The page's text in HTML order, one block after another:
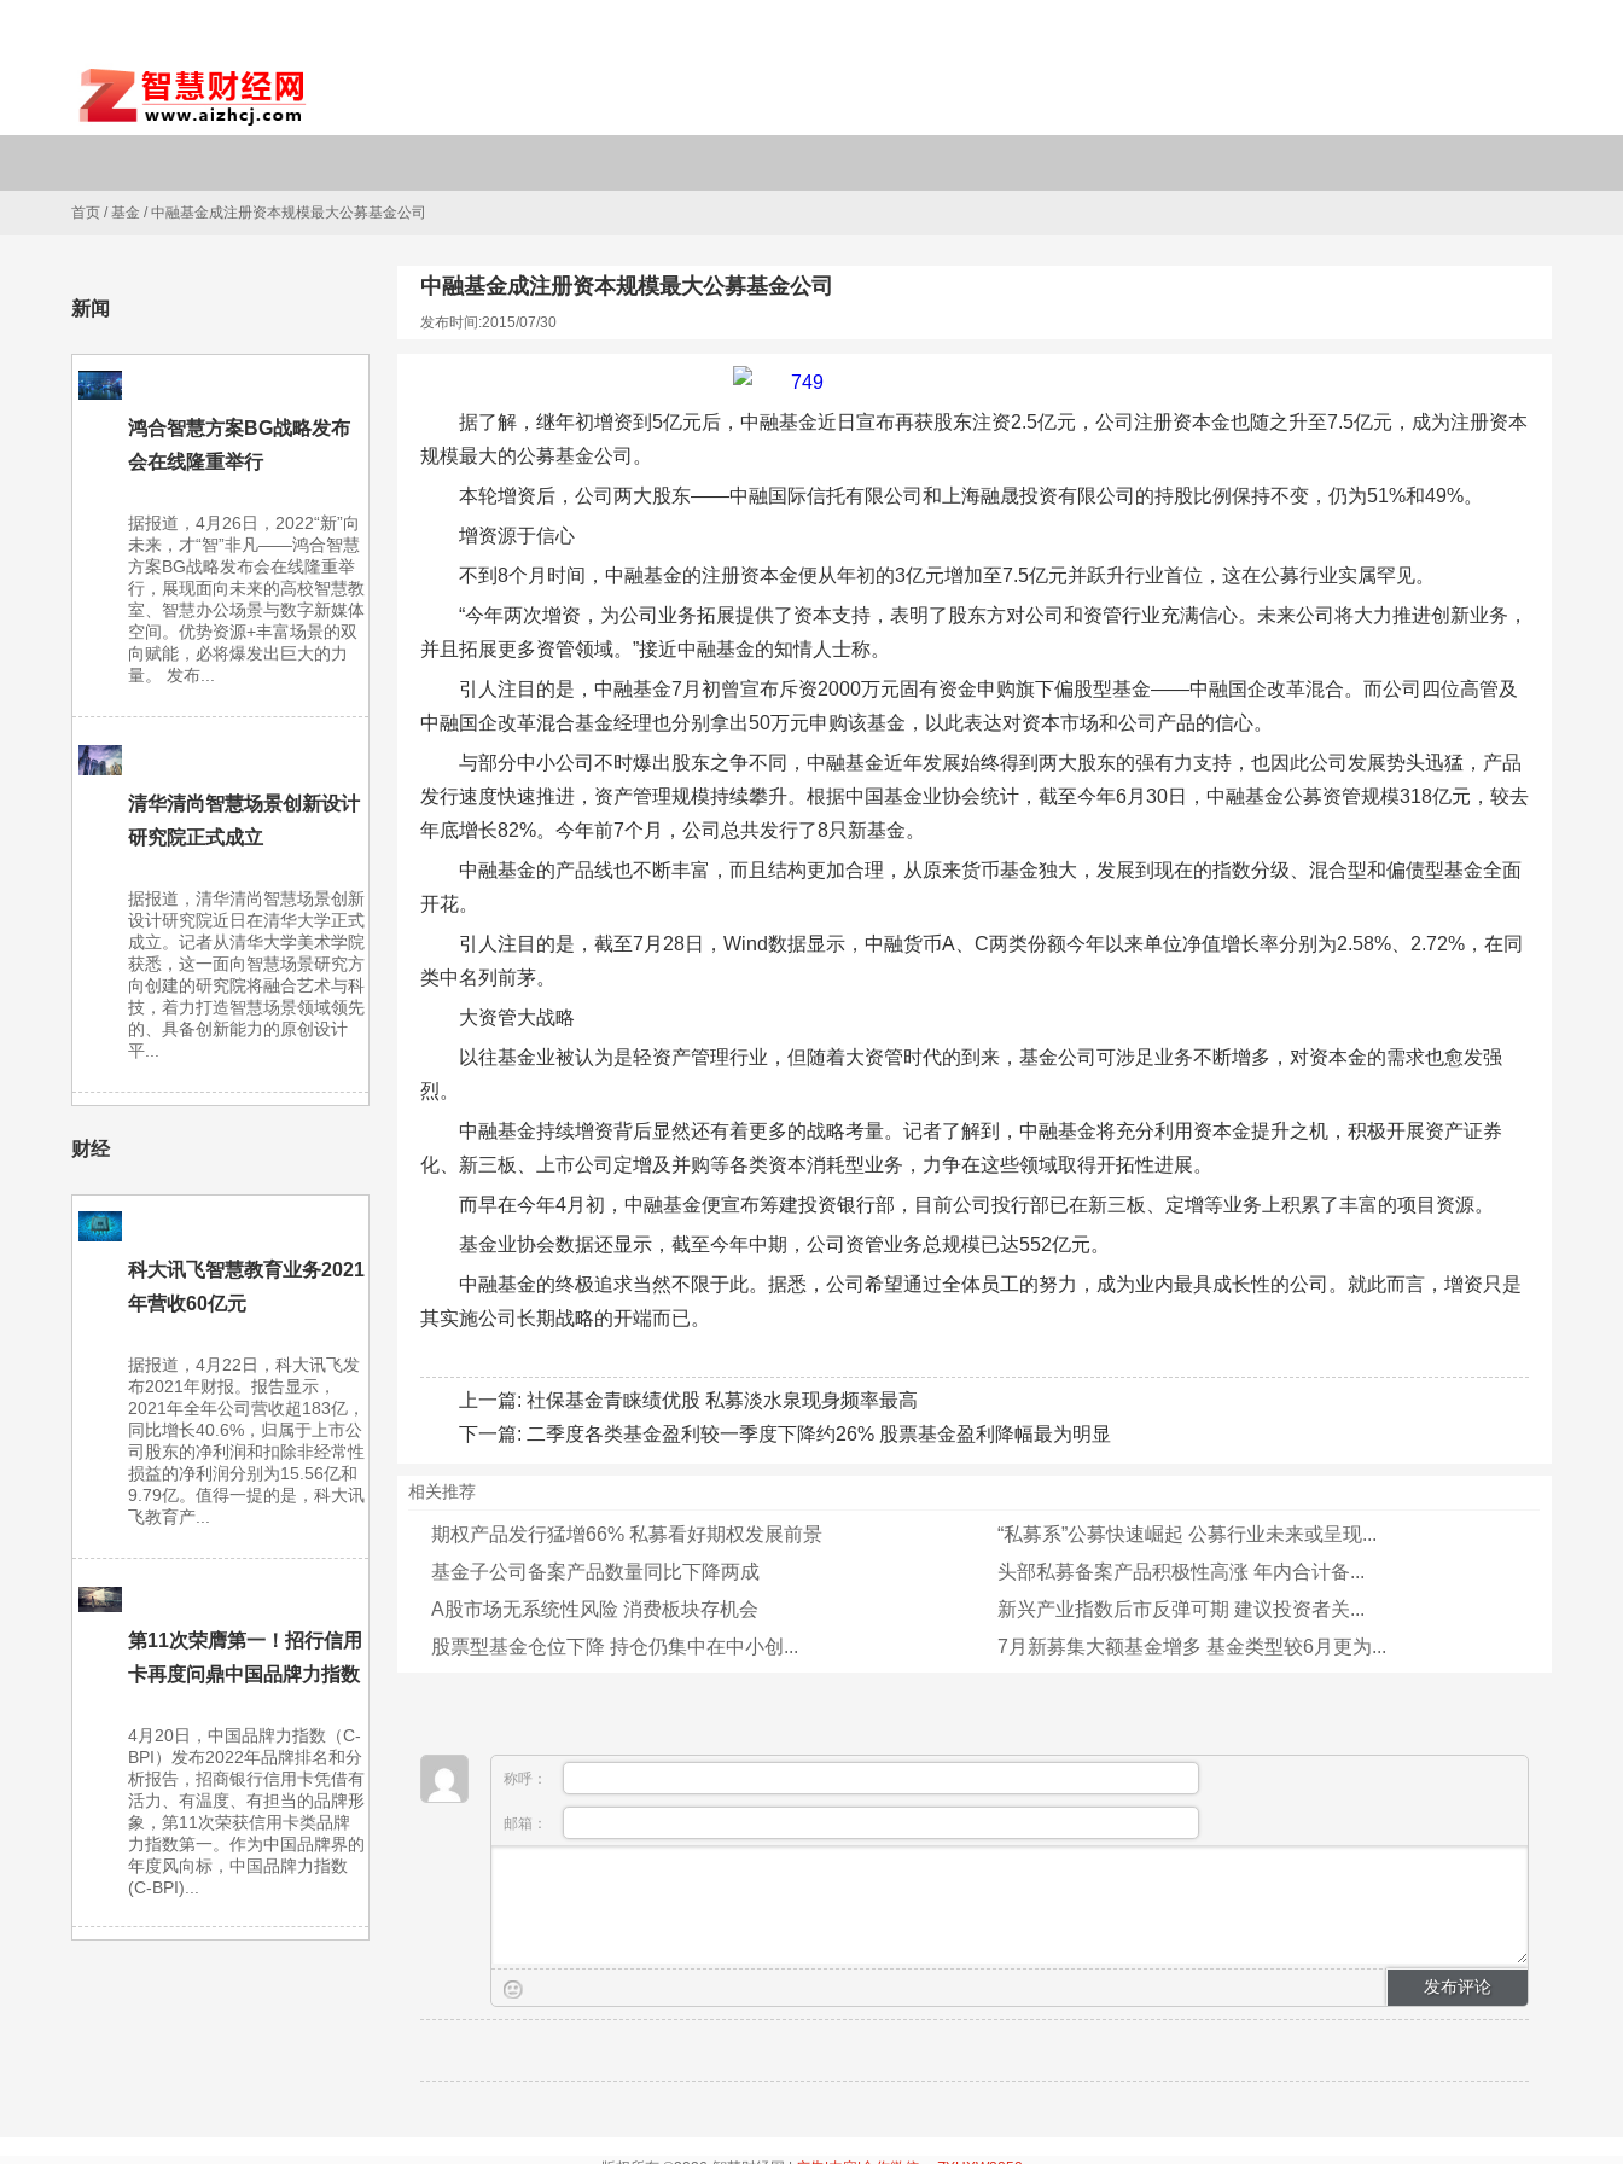
首页 /基金 /中融基金成注册资本规模最大公募基金公司
新闻
鸿合智慧方案BG战略发布
会在线隆重举行
据报道，4月26日，2022“新”向
未来，才“智”非凡——鸿合智慧
方案BG战略发布会在线隆重举
行，展现面向未来的高校智慧教
室、智慧办公场景与数字新媒体
空间。优势资源+丰富场景的双
向赋能，必将爆发出巨大的力
量。 发布...
清华清尚智慧场景创新设计
研究院正式成立
据报道，清华清尚智慧场景创新
设计研究院近日在清华大学正式
成立。记者从清华大学美术学院
获悉，这一面向智慧场景研究方
向创建的研究院将融合艺术与科
技，着力打造智慧场景领域领先
的、具备创新能力的原创设计
平...
财经
科大讯飞智慧教育业务2021
年营收60亿元
据报道，4月22日，科大讯飞发
布2021年财报。报告显示，
2021年全年公司营收超183亿，
同比增长40.6%，归属于上市公
司股东的净利润和扣除非经常性
损益的净利润分别为15.56亿和
9.79亿。值得一提的是，科大讯
飞教育产...
第11次荣膺第一！招行信用
卡再度问鼎中国品牌力指数
4月20日，中国品牌力指数（C-
BPI）发布2022年品牌排名和分
析报告，招商银行信用卡凭借有
活力、有温度、有担当的品牌形
象，第11次荣获信用卡类品牌
力指数第一。作为中国品牌界的
年度风向标，中国品牌力指数
(C-BPI)...
中融基金成注册资本规模最大公募基金公司
发布时间:2015/07/30
据了解，继年初增资到5亿元后，中融基金近日宣布再获股东注资2.5亿元，公司注册资本金也随之升至7.5亿元，成为注册资本
规模最大的公募基金公司。
本轮增资后，公司两大股东——中融国际信托有限公司和上海融晟投资有限公司的持股比例保持不变，仍为51%和49%。
增资源于信心
不到8个月时间，中融基金的注册资本金便从年初的3亿元增加至7.5亿元并跃升行业首位，这在公募行业实属罕见。
“今年两次增资，为公司业务拓展提供了资本支持，表明了股东方对公司和资管行业充满信心。未来公司将大力推进创新业务，
并且拓展更多资管领域。”接近中融基金的知情人士称。
引人注目的是，中融基金7月初曾宣布斥资2000万元固有资金申购旗下偏股型基金——中融国企改革混合。而公司四位高管及
中融国企改革混合基金经理也分别拿出50万元申购该基金，以此表达对资本市场和公司产品的信心。
与部分中小公司不时爆出股东之争不同，中融基金近年发展始终得到两大股东的强有力支持，也因此公司发展势头迅猛，产品
发行速度快速推进，资产管理规模持续攀升。根据中国基金业协会统计，截至今年6月30日，中融基金公募资管规模318亿元，较去
年底增长82%。今年前7个月，公司总共发行了8只新基金。
中融基金的产品线也不断丰富，而且结构更加合理，从原来货币基金独大，发展到现在的指数分级、混合型和偏债型基金全面
开花。
引人注目的是，截至7月28日，Wind数据显示，中融货币A、C两类份额今年以来单位净值增长率分别为2.58%、2.72%，在同
类中名列前茅。
大资管大战略
以往基金业被认为是轻资产管理行业，但随着大资管时代的到来，基金公司可涉足业务不断增多，对资本金的需求也愈发强
烈。
中融基金持续增资背后显然还有着更多的战略考量。记者了解到，中融基金将充分利用资本金提升之机，积极开展资产证券
化、新三板、上市公司定增及并购等各类资本消耗型业务，力争在这些领域取得开拓性进展。
而早在今年4月初，中融基金便宣布筹建投资银行部，目前公司投行部已在新三板、定增等业务上积累了丰富的项目资源。
基金业协会数据还显示，截至今年中期，公司资管业务总规模已达552亿元。
中融基金的终极追求当然不限于此。据悉，公司希望通过全体员工的努力，成为业内最具成长性的公司。就此而言，增资只是
其实施公司长期战略的开端而已。
上一篇: 社保基金青睐绩优股 私募淡水泉现身频率最高
下一篇: 二季度各类基金盈利较一季度下降约26% 股票基金盈利降幅最为明显
相关推荐
期权产品发行猛增66% 私募看好期权发展前景
“私募系”公募快速崛起 公募行业未来或呈现...
基金子公司备案产品数量同比下降两成
头部私募备案产品积极性高涨 年内合计备...
A股市场无系统性风险 消费板块存机会
新兴产业指数后市反弹可期 建议投资者关...
股票型基金仓位下降 持仓仍集中在中小创...
7月新募集大额基金增多 基金类型较6月更为...
称呼：
邮箱：